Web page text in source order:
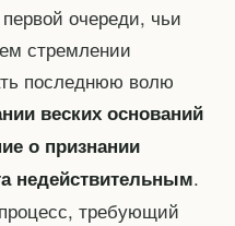
очереди, чьи
стремлении
последнюю волю
веских оснований
о признании
недействительным.
требующий